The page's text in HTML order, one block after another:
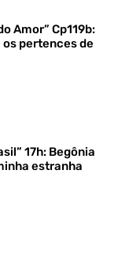
Amor” Cp119b:
pertences de
17h: Begônia
estranha